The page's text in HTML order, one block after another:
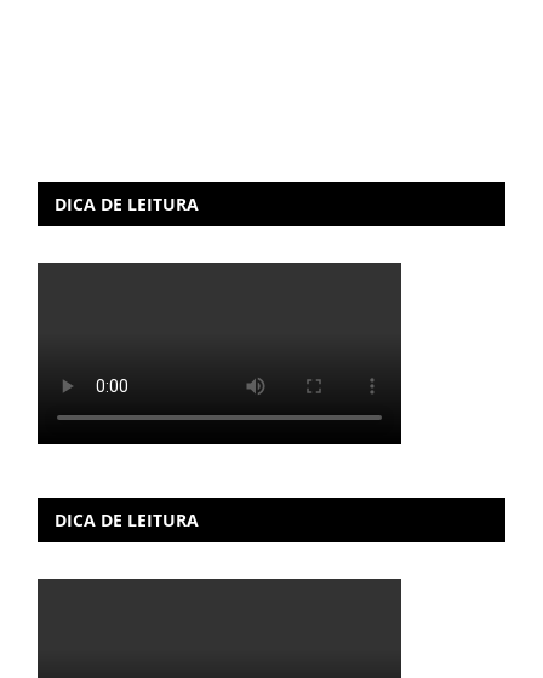
DICA DE LEITURA
DICA DE LEITURA